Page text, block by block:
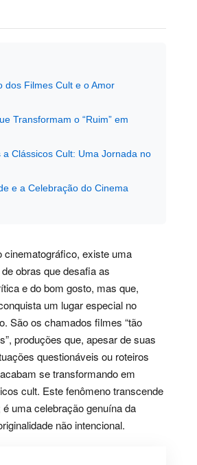
dos Filmes Cult e o Amor
Transformam o “Ruim” em
a Clássicos Cult: Uma Jornada no
e a Celebração do Cinema
cinematográfico, existe uma
obras que desafia as
e do bom gosto, mas que,
um lugar especial no
São os chamados filmes “tão
produções que, apesar de suas
questionáveis ou roteiros
se transformando em
cult. Este fenômeno transcende
uma celebração genuína da
não intencional.